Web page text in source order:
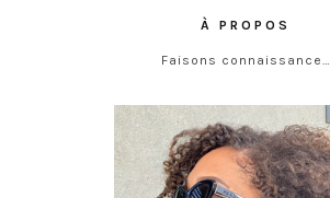
À PROPOS
Faisons connaissance…